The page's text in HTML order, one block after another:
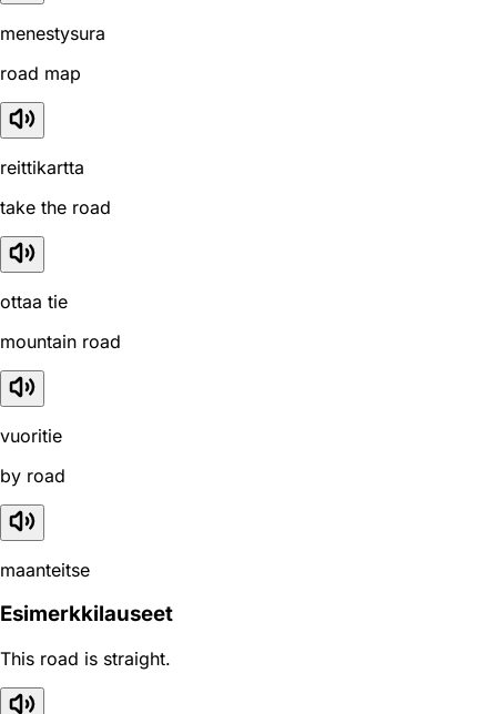
menestysura
road map
reittikartta
take the road
ottaa tie
mountain road
vuoritie
by road
maanteitse
Esimerkkilauseet
This road is straight.